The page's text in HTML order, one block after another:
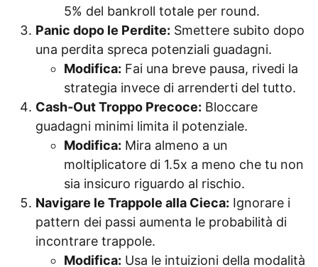
5% del bankroll totale per round.
Panic dopo le Perdite: Smettere subito dopo
una perdita spreca potenziali guadagni.
Modifica: Fai una breve pausa, rivedi la
strategia invece di arrenderti del tutto.
Cash‑Out Troppo Precoce: Bloccare
guadagni minimi limita il potenziale.
Modifica: Mira almeno a un
moltiplicatore di 1.5x a meno che tu non
sia insicuro riguardo al rischio.
Navigare le Trappole alla Cieca: Ignorare i
pattern dei passi aumenta le probabilità di
incontrare trappole.
Modifica: Usa le intuizioni della modalità